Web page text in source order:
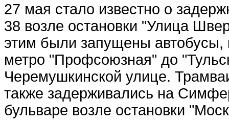
27 мая стало известно о
38 возле остановки "Улица
этим были запущены автобусы,
метро "Профсоюзная" до
Черемушкинской улице.
также задерживались на
бульваре возле остановки